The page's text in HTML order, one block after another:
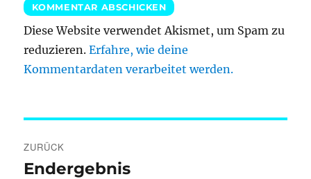
Diese Website verwendet Akismet, um Spam zu
reduzieren.Erfahre, wie deine
Kommentardaten verarbeitet werden.
ZURÜCK
Vorheriger
Endergebnis